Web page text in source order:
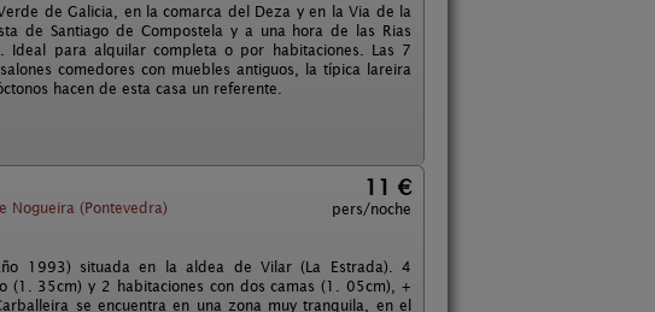
de Galicia, en la comarca del Deza y en la Via de la
de Santiago de Compostela y a una hora de las Rias
Ideal para alquilar completa o por habitaciones. Las 7
comedores con muebles antiguos, la típica lareira
hacen de esta casa un referente.
Nogueira (Pontevedra)
11 €
pers/noche
1993) situada en la aldea de Vilar (La Estrada). 4
(1. 35cm) y 2 habitaciones con dos camas (1. 05cm), +
se encuentra en una zona muy tranquila, en el